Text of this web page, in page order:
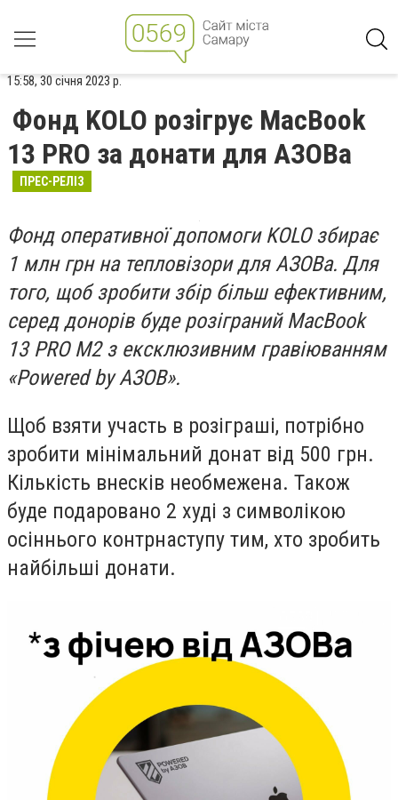
15:58, 30 січня 2023 р.
Фонд KOLO розігрує MacBook
13 PRO за донати для АЗОВа
ПРЕС-РЕЛІЗ
Фонд оперативної допомоги KOLO збирає
1 млн грн на тепловізори дляАЗОВа. Для
того, щоб зробити збір більш ефективним,
серед донорів буде розіграний MacBook
13 PRO М2 з ексклюзивним гравіюванням
«Powered by AЗОВ».
Щоб взяти участь в розіграші, потрібно
зробити мінімальний донат від 500 грн.
Кількість внесків необмежена. Також
буде подаровано 2 худі з символікою
осіннього контрнаступу тим, хто зробить
найбільші донати.